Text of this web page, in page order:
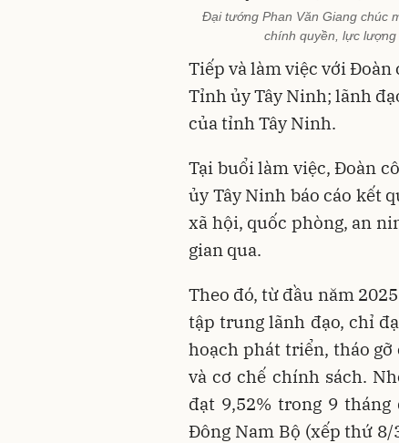
Đại tướng Phan Văn Giang chúc
chính quyền, lực
Tiếp và làm việc với Đoàn
Tỉnh ủy Tây Ninh; lãnh
của tỉnh Tây Ninh.
Tại buổi làm việc, Đoàn
ủy Tây Ninh báo cáo kết
xã hội, quốc phòng, an
gian qua.
Theo đó, từ đầu năm
tập trung lãnh đạo, chỉ
hoạch phát triển, tháo gỡ
và cơ chế chính sách.
đạt 9,52% trong 9 tháng
Đông Nam Bộ (xếp thứ